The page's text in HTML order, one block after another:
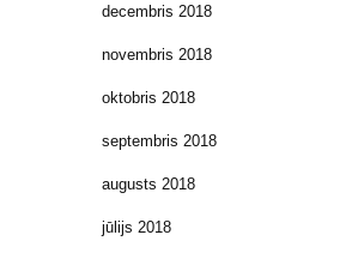
decembris 2018
novembris 2018
oktobris 2018
septembris 2018
augusts 2018
jūlijs 2018